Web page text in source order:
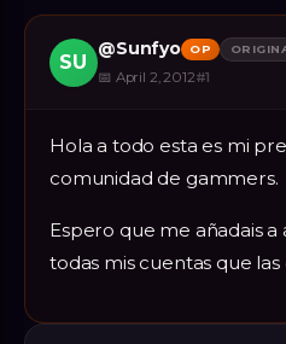
SU
@Sunfyo OP
📅 April 2, 2012#1
Hola a todo esta es mi
comunidad de gammers.
Espero que me añadais a
todas mis cuentas que